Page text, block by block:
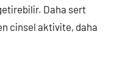
Daha sert
cinsel aktivite, daha